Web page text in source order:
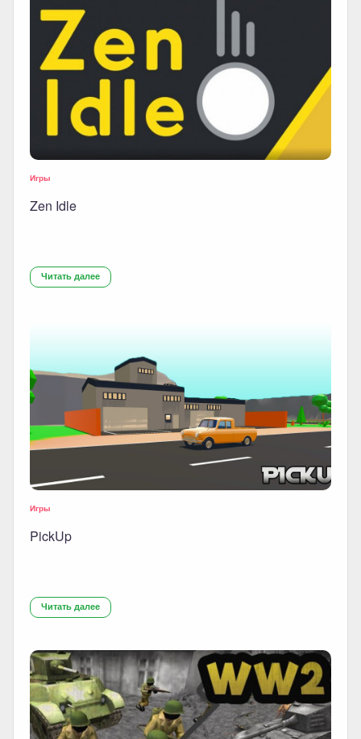
Игры
Zen Idle
Читать далее
Игры
PickUp
Читать далее